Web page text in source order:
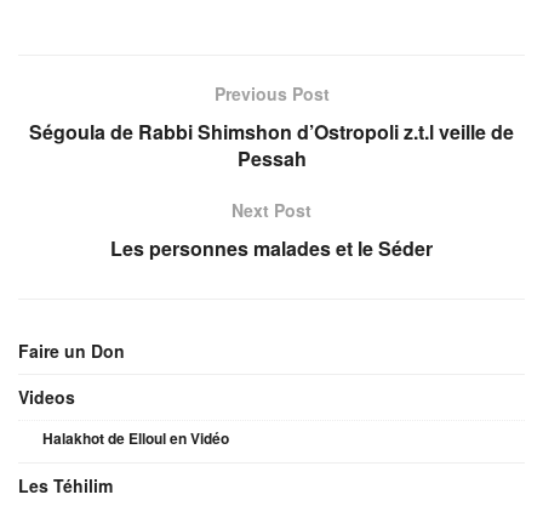
Previous Post
Ségoula de Rabbi Shimshon d’Ostropoli z.t.l veille de
Pessah
Next Post
Les personnes malades et le Séder
Faire un Don
Videos
Halakhot de Elloul en Vidéo
Les Téhilim